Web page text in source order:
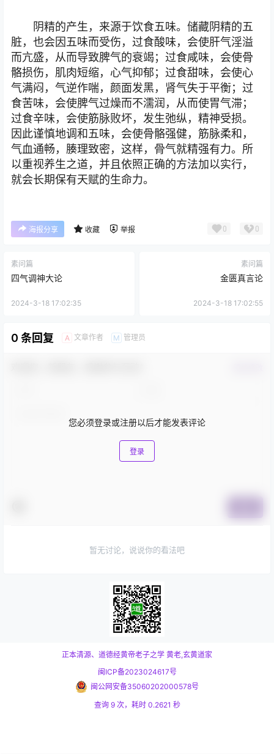
阴精的产生，来源于饮食五味。储藏阴精的五
脏，也会因五味而受伤，过食酸味，会使肝气淫溢
而亢盛，从而导致脾气的衰竭；过食咸味，会使骨
骼损伤，肌肉短缩，心气抑郁；过食甜味，会使心
气满闷，气逆作喘，颜面发黑，肾气失于平衡；过
食苦味，会使脾气过燥而不濡润，从而使胃气滞；
过食辛味，会使筋脉败坏，发生弛纵，精神受损。
因此谨慎地调和五味，会使骨骼强健，筋脉柔和，
气血通畅，腠理致密，这样，骨气就精强有力。所
以重视养生之道，并且依照正确的方法加以实行，
就会长期保有天赋的生命力。
海报分享 收藏 举报 0 0
素问篇
四气调神大论
2024-3-18 17:02:35
素问篇
金匮真言论
2024-3-18 17:02:55
0 条回复 A 文章作者 M 管理员
您必须登录或注册以后才能发表评论
登录
暂无讨论，说说你的看法吧
正本清源、道德经黄帝老子之学 黄老,玄黄道家
闽ICP备2023024617号
闽公网安备35060202000578号
查询 9 次，耗时 0.2621 秒